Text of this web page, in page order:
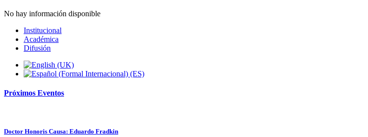
No hay información disponible
Institucional
Académica
Difusión
Próximos Eventos
Doctor Honoris Causa: Eduardo Fradkin